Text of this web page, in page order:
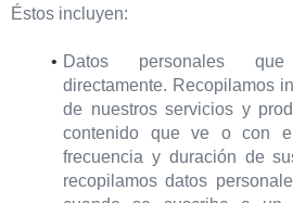
Éstos incluyen:
Datos personales
directamente. Recopilamos
de nuestros servicios y
contenido que ve o con
frecuencia y duración de
recopilamos datos